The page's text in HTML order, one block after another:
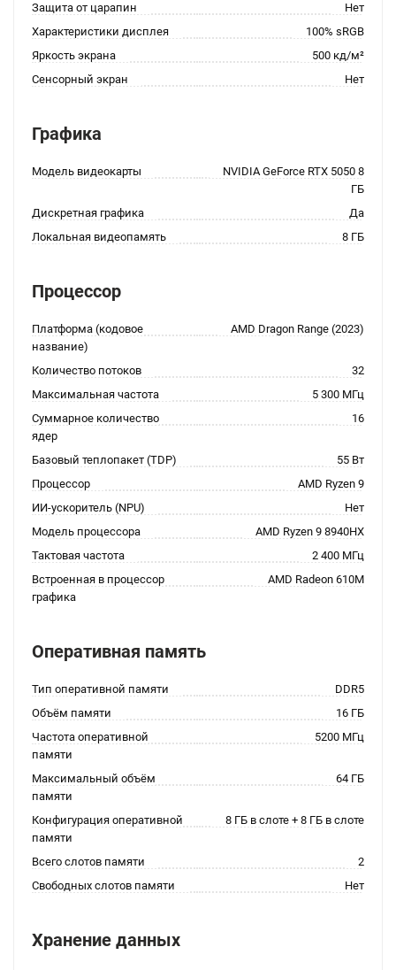
Защита от царапин
Нет
Характеристики дисплея
100% sRGB
Яркость экрана
500 кд/м²
Сенсорный экран
Нет
Графика
Модель видеокарты
NVIDIA GeForce RTX 5050 8
ГБ
Дискретная графика
Да
Локальная видеопамять
8 ГБ
Процессор
Платформа (кодовое
название)
AMD Dragon Range (2023)
Количество потоков
32
Максимальная частота
5 300 МГц
Суммарное количество
ядер
16
Базовый теплопакет (TDP)
55 Вт
Процессор
AMD Ryzen 9
ИИ-ускоритель (NPU)
Нет
Модель процессора
AMD Ryzen 9 8940HX
Тактовая частота
2 400 МГц
Встроенная в процессор
графика
AMD Radeon 610M
Оперативная память
Тип оперативной памяти
DDR5
Объём памяти
16 ГБ
Частота оперативной
памяти
5200 МГц
Максимальный объём
памяти
64 ГБ
Конфигурация оперативной
памяти
8 ГБ в слоте + 8 ГБ в слоте
Всего слотов памяти
2
Свободных слотов памяти
Нет
Хранение данных